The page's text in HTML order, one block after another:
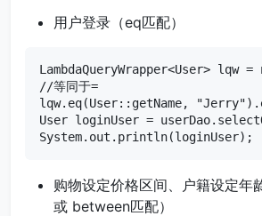
用户登录（eq匹配）
LambdaQueryWrapper<User> lqw
//等同于=
lqw.eq(User::getName,
User loginUser =
System.out.println(loginUser);
购物设定价格区间、户籍设定年
或 between匹配）